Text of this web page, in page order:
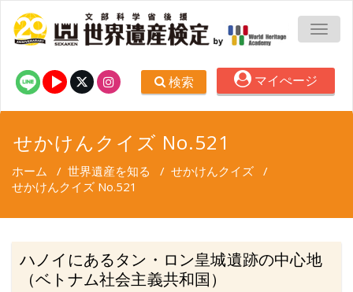
検索 マイぺージ
せかけんクイズ No.521
ホーム / 世界遺産を知る / せかけんクイズ /
せかけんクイズ No.521
ハノイにあるタン・ロン皇城遺跡の中心地
（ベトナム社会主義共和国）